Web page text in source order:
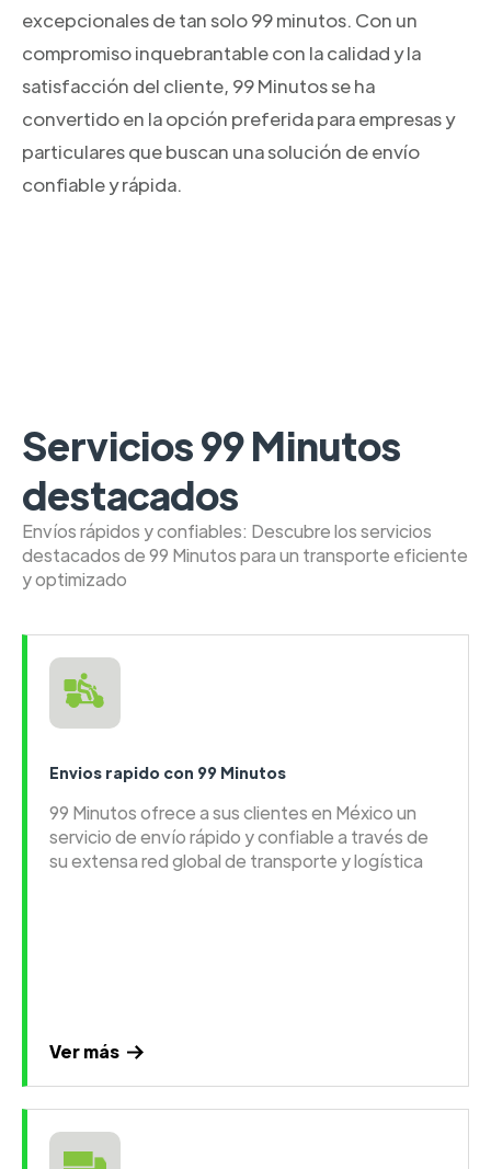
excepcionales de tan solo 99 minutos. Con un
compromiso inquebrantable con la calidad y la
satisfacción del cliente, 99 Minutos se ha
convertido en la opción preferida para empresas y
particulares que buscan una solución de envío
confiable y rápida.
Servicios 99 Minutos
destacados
Envíos rápidos y confiables: Descubre los servicios
destacados de 99 Minutos para un transporte eficiente
y optimizado
Envios rapido con 99 Minutos
99 Minutos ofrece a sus clientes en México un
servicio de envío rápido y confiable a través de
su extensa red global de transporte y logística
Ver más